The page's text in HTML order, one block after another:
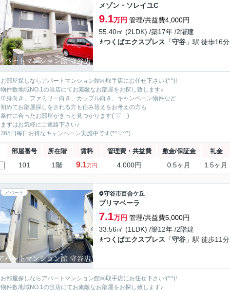
メゾン・ソレイユC
9.1万円 管理/共益費4,000円
55.40㎡ (2LDK) /築17年 /2階建
つくばエクスプレス 「守谷 」駅 徒歩16分
お部屋探しならアパートマンション館㈱取手店にお任せ下さい!(^^)!
物件数地域NO.1の当店にてお素敵なお部屋をお探し致します♪
単身向き、ファミリー向き、カップル向き、キャンペーン物件など
初めてお部屋探しをされる方も住み替えをお考えの方も
条件に合ったお部屋がきっと見つかります(´▽｀)
まずはお気軽にご連絡下さい♪
365日毎日お得なキャンペーン実施中です(*^▽^*)
部屋番号 所在階 賃料 管理費・共益費 敷金/保証金 礼金
101 1階 9.1万円 4,000円 0.5ヶ月 1.5ヶ月
アパート 守谷市百合ケ丘
プリマベーラ
7.1万円 管理/共益費5,000円
33.56㎡ (1LDK) /築12年 /2階建
つくばエクスプレス 「守谷 」駅 徒歩11分
お部屋探しならアパートマンション館㈱取手店にお任せ下さい!(^^)!
物件数地域NO.1の当店にてお素敵なお部屋をお探し致します♪